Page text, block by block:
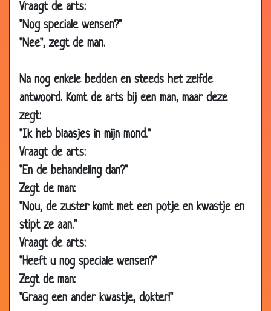
Vraagt de arts:
"Nog speciale wensen?"
"Nee", zegt de man.
Na nog enkele bedden en steeds het zelfde
antwoord. Komt de arts bij een man, maar deze
zegt:
"Ik heb blaasjes in mijn mond."
Vraagt de arts:
"En de behandeling dan?"
Zegt de man:
"Nou, de zuster komt met een potje en kwastje en
stipt ze aan."
Vraagt de arts:
"Heeft u nog speciale wensen?"
Zegt de man:
"Graag een ander kwastje, dokter!"
2010
22 Apr 2010 Hersentransplantatie
13 Apr 2010
Makkelijkste operaties
10 Feb
2010
Stel je toch eens voor
2010
2010
Lintworm
10 Feb
2010
Op spreekuur komen
05 Feb
2010
Goed en slecht nieuws 3.43
05 Feb
2010
Uitkleden
05 Feb
2010
Niet lang meer te leven